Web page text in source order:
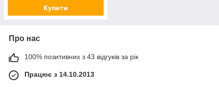
Купити
Про нас
100% позитивних з 43 відгуків за рік
Працює з 14.10.2013